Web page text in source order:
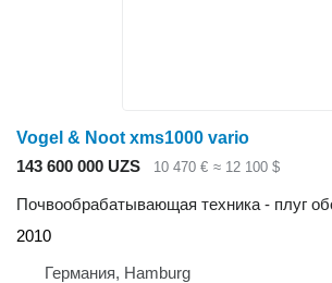
Vogel & Noot xms1000 vario
143 600 000 UZS
10 470 € ≈ 12 100 $
Почвообрабатывающая техника - плуг
2010
Германия, Hamburg